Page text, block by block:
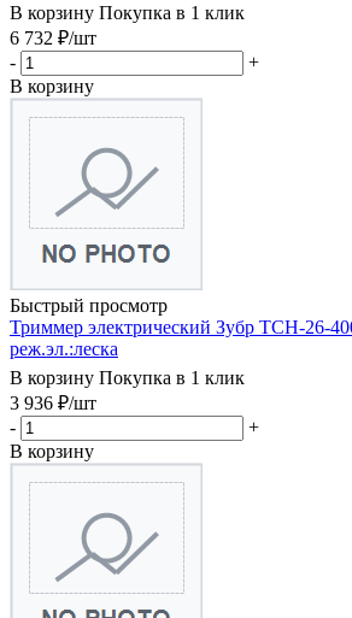
В корзину Покупка в 1 клик
6 732 ₽/шт
-
+
В корзину
Быстрый просмотр
Триммер электрический Зубр ТСН-26-
реж.эл.:леска
В корзину Покупка в 1 клик
3 936 ₽/шт
-
+
В корзину